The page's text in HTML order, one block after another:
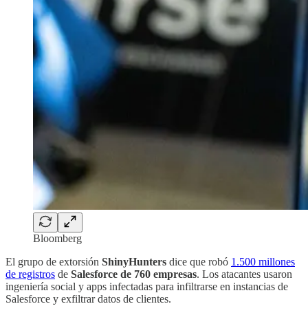
Bloomberg
El grupo de extorsión ShinyHunters dice que robó 1.500 millones
de registros de Salesforce de 760 empresas. Los atacantes usaron
ingeniería social y apps infectadas para infiltrarse en instancias de
Salesforce y exfiltrar datos de clientes.